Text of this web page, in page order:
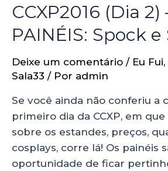
CCXP2016 (Dia 2)
PAINÉIS: Spock e
Deixe um comentário / Eu Fui,
Sala33 / Por admin
Se você ainda não conferiu a
primeiro dia da CCXP, em que
sobre os estandes, preços,
cosplays, corre lá! Os painéis
oportunidade de ficar